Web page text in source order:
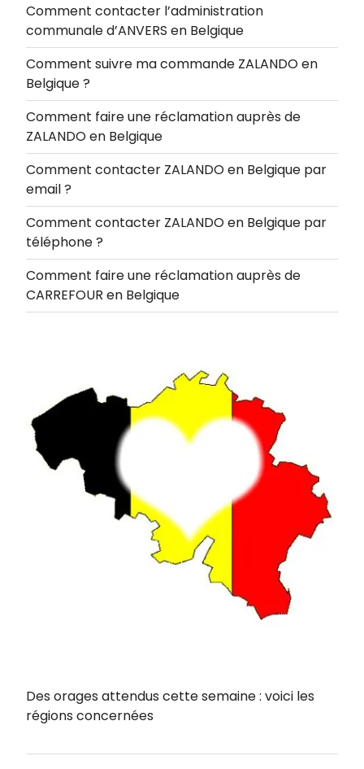
Comment contacter l’administration
communale d’ANVERS en Belgique
Comment suivre ma commande ZALANDO en
Belgique ?
Comment faire une réclamation auprès de
ZALANDO en Belgique
Comment contacter ZALANDO en Belgique par
email ?
Comment contacter ZALANDO en Belgique par
téléphone ?
Comment faire une réclamation auprès de
CARREFOUR en Belgique
Des orages attendus cette semaine : voici les
régions concernées